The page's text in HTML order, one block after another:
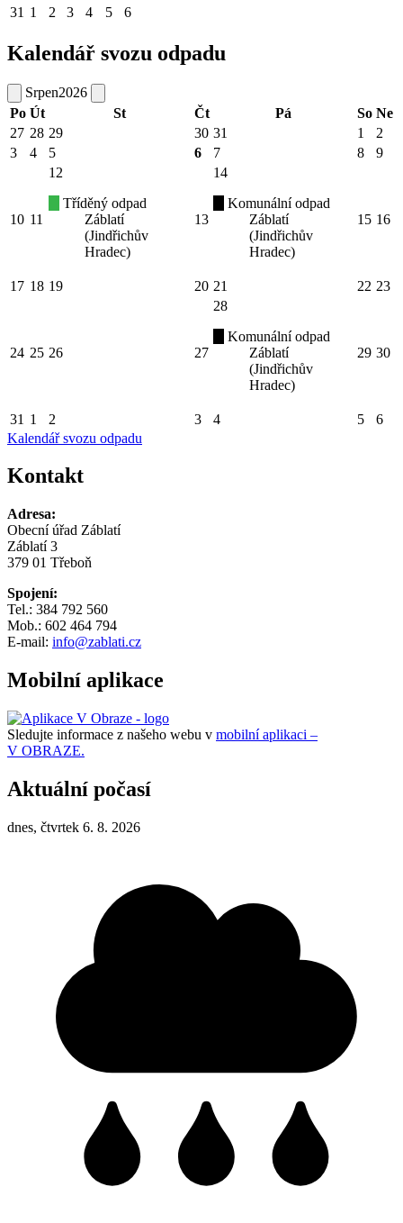
31 1 2 3 4 5 6
Kalendář svozu odpadu
Srpen2026
Po Út St Čt Pá So Ne
27 28 29 30 31 1
2
3
4 5 6 7 8 9
10 11
12
Tříděný odpad
Záblatí
(Jindřichův
Hradec)
13
14
Komunální odpad
Záblatí
(Jindřichův
Hradec)
15 16
17 18 19 20 21 22 23
24 25 26 27
28
Komunální odpad
Záblatí
(Jindřichův
Hradec)
29 30
31 1 2 3 4 5
6
Kalendář svozu odpadu
Kontakt
Adresa:
Obecní úřad Záblatí
Záblatí 3
379 01 Třeboň
Spojení:
Tel.: 384 792 560
Mob.: 602 464 794
E-mail: info@zablati.cz
Mobilní aplikace
Sledujte informace z našeho webu v mobilní aplikaci –
V OBRAZE.
Aktuální počasí
dnes, čtvrtek 6. 8. 2026